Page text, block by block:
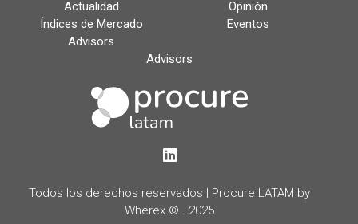
Actualidad
Opinión
Índices de Mercado
Eventos
Advisors
Advisors
LinkedIn
Todos los derechos reservados | Procure LATAM by
Wherex © . 2025